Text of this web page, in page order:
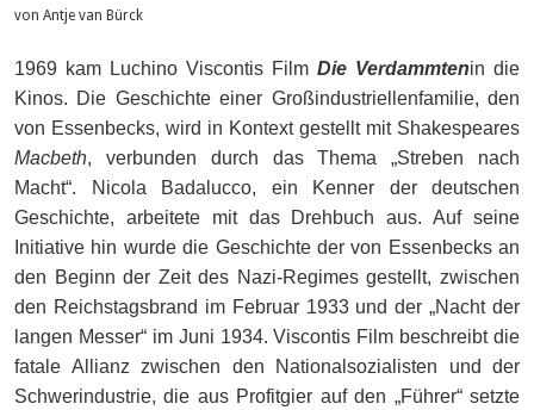
von Antje van Bürck
1969 kam Luchino Viscontis Film Die Verdammtenin die
Kinos. Die Geschichte einer Großindustriellenfamilie, den
von Essenbecks, wird in Kontext gestellt mit Shakespeares
Macbeth, verbunden durch das Thema „Streben nach
Macht“. Nicola Badalucco, ein Kenner der deutschen
Geschichte, arbeitete mit das Drehbuch aus. Auf seine
Initiative hin wurde die Geschichte der von Essenbecks an
den Beginn der Zeit des Nazi-Regimes gestellt, zwischen
den Reichstagsbrand im Februar 1933 und der „Nacht der
langen Messer“ im Juni 1934. Viscontis Film beschreibt die
fatale Allianz zwischen den Nationalsozialisten und der
Schwerindustrie, die aus Profitgier auf den „Führer“ setzte